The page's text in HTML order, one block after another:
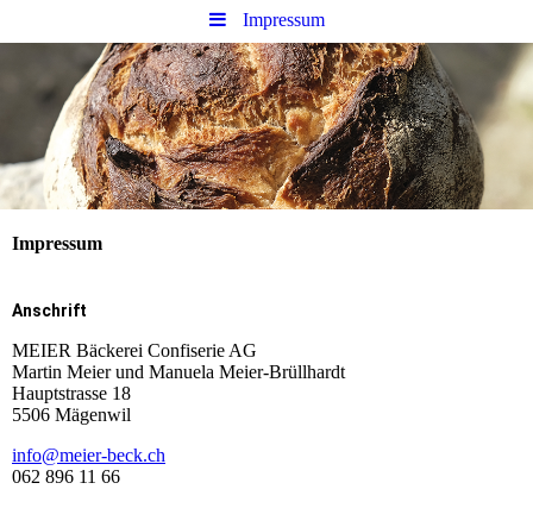
Impressum
Impressum
Anschrift
MEIER Bäckerei Confiserie AG
Martin Meier und Manuela Meier-Brüllhardt
Hauptstrasse 18
5506 Mägenwil
info@meier-beck.ch
062 896 11 66